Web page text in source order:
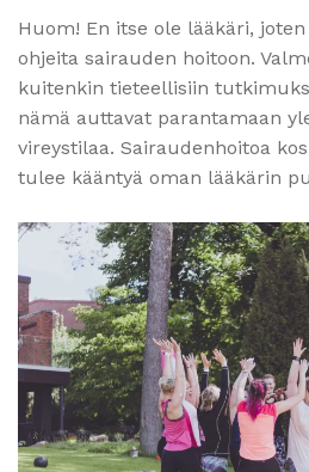
Huom! En itse ole lääkäri,
ohjeita sairauden hoitoon.
kuitenkin tieteellisiin
nämä auttavat parantamaan
vireystilaa. Sairaudenhoitoa
tulee kääntyä oman lääkärin